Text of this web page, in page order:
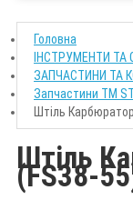
Головна
ІНСТРУМЕНТИ
ЗАПЧАСТИНИ ТА
Запчастини ТМ
Штіль
Штіль
(FS38-